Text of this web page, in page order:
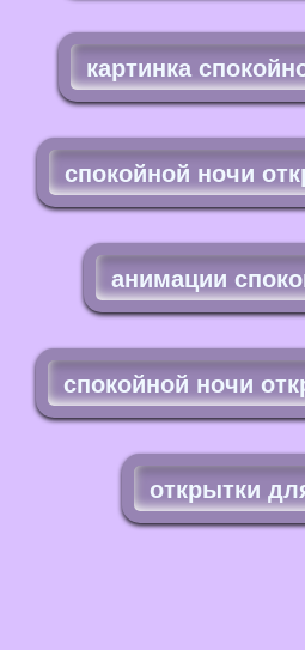
картинка
спокойной ночи
анимации
спокойной ночи
открытки